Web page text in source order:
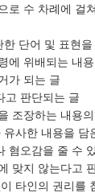
로 수 차례에 걸
한 단어 및 표현
에 위배되는 내
가 되는 글
고 판단되는 글
조장하는 내용
사한 내용을 담
혐오감을 줄 수
맞지 않는다고
타인의 권리를